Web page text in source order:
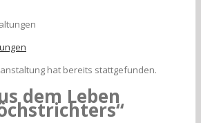
hat bereits stattgefunden.
dem Leben